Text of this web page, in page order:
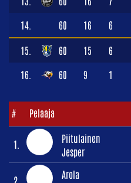
14. 60 16 6
15. 60 15 6
16. 60 9 1
# Pelaaja
1.
Piitulainen
Jesper
2.
Arola